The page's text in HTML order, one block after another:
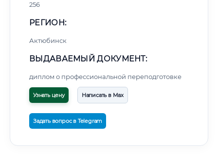
256
РЕГИОН:
Актюбинск
ВЫДАВАЕМЫЙ ДОКУМЕНТ:
диплом о профессиональной переподготовке
Узнать цену Написать в Max
Задать вопрос в Telegram